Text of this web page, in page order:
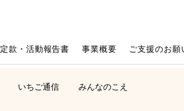
定款・活動報告書 事業概要 ご支援のお願
いちご通信 みんなのこえ